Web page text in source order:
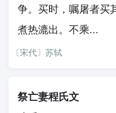
争。买时，嘱屠者买
煮热漉出。不乘...
〔宋代〕苏轼
祭亡妻程氏文